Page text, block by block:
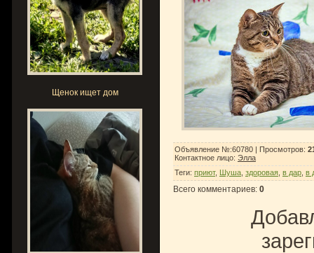
Щенок ищет дом
Объявление №:60780 | Просмотров:
Контактное лицо: Элла
Теги: приют, Шуша здоровая в дар в
Всего комментариев: 0